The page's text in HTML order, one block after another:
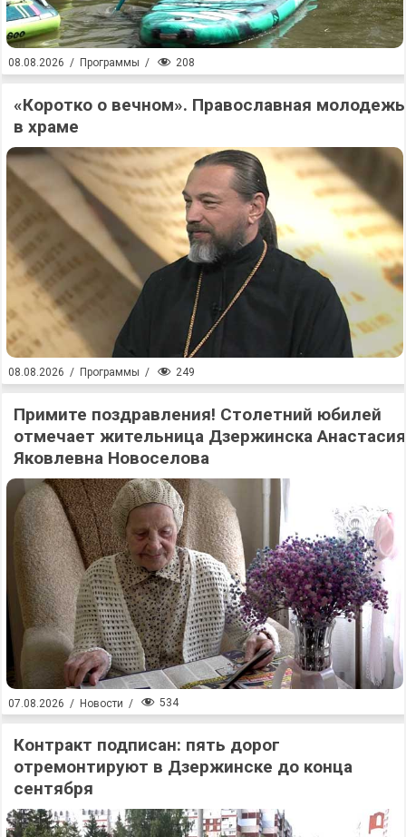
08.08.2026 / Программы / 208
«Коротко о вечном». Православная молодежь
в храме
08.08.2026 / Программы / 249
Примите поздравления! Столетний юбилей
отмечает жительница Дзержинска Анастасия
Яковлевна Новоселова
07.08.2026 / Новости / 534
Контракт подписан: пять дорог
отремонтируют в Дзержинске до конца
сентября